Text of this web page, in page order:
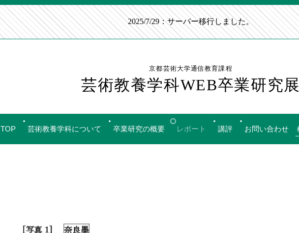
2025/7/29：サーバー移行しました。
京都芸術大学通信教育課程
芸術教養学科WEB卒業研究展
TOP 芸術教養学科について 卒業研究の概要 レポート 講評 お問い合わせ